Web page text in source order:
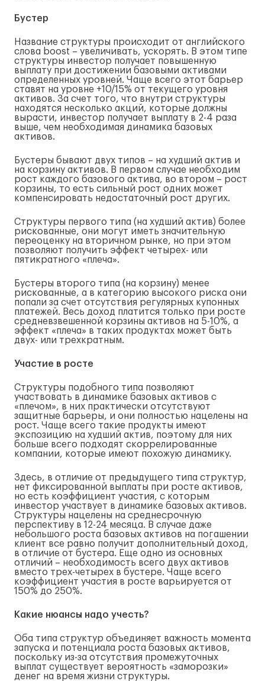
Бустер
Название структуры происходит от английского
слова boost – увеличивать, ускорять. В этом типе
структуры инвестор получает повышенную
выплату при достижении базовыми активами
определенных уровней. Чаще всего этот барьер
ставят на уровне +10/15% от текущего уровня
активов. За счет того, что внутри структуры
находятся несколько акций, которые должны
вырасти, инвестор получает выплату в 2-4 раза
выше, чем необходимая динамика базовых
активов.
Бустеры бывают двух типов – на худший актив и
на корзину активов. В первом случае необходим
рост каждого базового актива, во втором – рост
корзины, то есть сильный рост одних может
компенсировать недостаточный рост других.
Структуры первого типа (на худший актив) более
рискованные, они могут иметь значительную
переоценку на вторичном рынке, но при этом
позволяют получить эффект четырех- или
пятикратного «плеча».
Бустеры второго типа (на корзину) менее
рискованные, а в категорию высокого риска они
попали за счет отсутствия регулярных купонных
платежей. Весь доход платится только при росте
средневзвешенной корзины активов на 5-10%, а
эффект «плеча» в таких продуктах может быть
двух- или трехкратным.
Участие в росте
Структуры подобного типа позволяют
участвовать в динамике базовых активов с
«плечом», в них практически отсутствуют
защитные барьеры, и они полностью нацелены на
рост. Чаще всего такие продукты имеют
экспозицию на худший актив, поэтому для них
больше всего подходят скоррелированные
компании, которые имеют похожую динамику.
Здесь, в отличие от предыдущего типа структур,
нет фиксированной выплаты при росте активов,
но есть коэффициент участия, с которым
инвестор участвует в динамике базовых активов.
Структуры нацелены на среднесрочную
перспективу в 12-24 месяца. В случае даже
небольшого роста базовых активов на погашении
клиент все равно получит дополнительный доход,
в отличие от бустера. Еще одно из основных
отличий – необходимость всего двух активов
вместо трех-четырех в бустере. Чаще всего
коэффициент участия в росте варьируется от
150% до 250%.
Какие нюансы надо учесть?
Оба типа структур объединяет важность момента
запуска и потенциала роста базовых активов,
поскольку из-за отсутствия промежуточных
выплат существует вероятность «заморозки»
денег на время жизни структуры.